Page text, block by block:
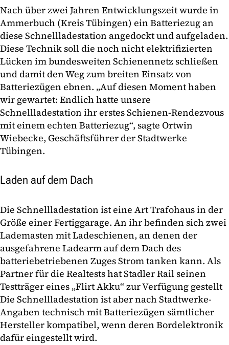
Nach über zwei Jahren Entwicklungszeit wurde in
Ammerbuch (Kreis Tübingen) ein Batteriezug an
diese Schnellladestation angedockt und aufgeladen.
Diese Technik soll die noch nicht elektrifizierten
Lücken im bundesweiten Schienennetz schließen
und damit den Weg zum breiten Einsatz von
Batteriezügen ebnen. „Auf diesen Moment haben
wir gewartet: Endlich hatte unsere
Schnellladestation ihr erstes Schienen-Rendezvous
mit einem echten Batteriezug“, sagte Ortwin
Wiebecke, Geschäftsführer der Stadtwerke
Tübingen.
Laden auf dem Dach
Die Schnellladestation ist eine Art Trafohaus in der
Größe einer Fertiggarage. An ihr befinden sich zwei
Lademasten mit Ladeschienen, an denen der
ausgefahrene Ladearm auf dem Dach des
batteriebetriebenen Zuges Strom tanken kann. Als
Partner für die Realtests hat Stadler Rail seinen
Testträger eines „Flirt Akku“ zur Verfügung gestellt
Die Schnellladestation ist aber nach Stadtwerke-
Angaben technisch mit Batteriezügen sämtlicher
Hersteller kompatibel, wenn deren Bordelektronik
dafür eingestellt wird.